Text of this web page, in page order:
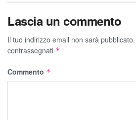
Lascia un commento
Il tuo indirizzo email non sarà pubblicato.
contrassegnati *
Commento *